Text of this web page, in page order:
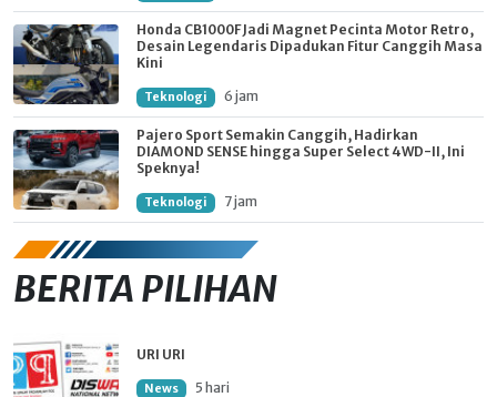
Honda CB1000F Jadi Magnet Pecinta Motor Retro,
Desain Legendaris Dipadukan Fitur Canggih Masa
Kini
Teknologi 6 jam
Pajero Sport Semakin Canggih, Hadirkan
DIAMOND SENSE hingga Super Select 4WD-II, Ini
Speknya!
Teknologi 7 jam
BERITA PILIHAN
URI URI
News 5 hari